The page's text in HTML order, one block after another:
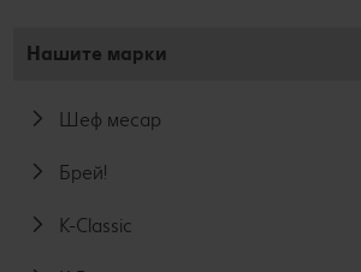
Нашите марки
Шеф месар
Брей!
K-Classic